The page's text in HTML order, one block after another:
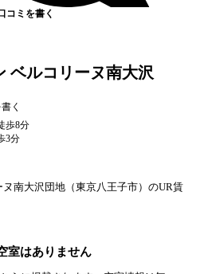
コミを書く
ベルコリーヌ南大沢
く
歩8分
3分
南大沢 団地（東京八王子市）のUR賃
室はありません